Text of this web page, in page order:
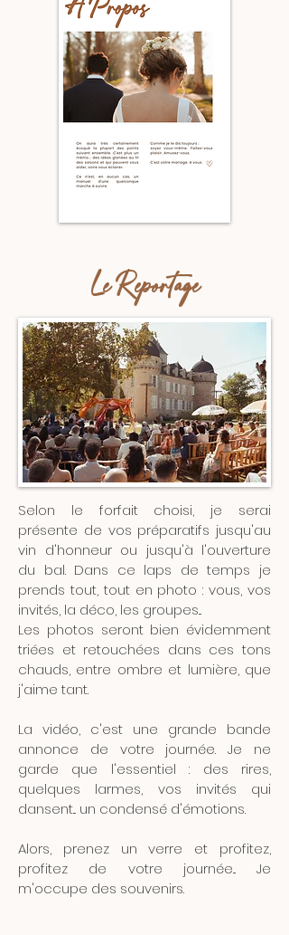
Le Reportage
Selon le forfait choisi, je serai
présente de vos préparatifs jusqu'au
vin d'honneur ou jusqu'à l'ouverture
du bal. Dans ce laps de temps je
prends tout, tout en photo : vous, vos
invités, la déco, les groupes...
Les photos seront bien évidemment
triées et retouchées dans ces tons
chauds, entre ombre et lumière, que
j'aime tant.
La vidéo, c'est une grande bande
annonce de votre journée. Je ne
garde que l'essentiel : des rires,
quelques larmes, vos invités qui
dansent... un condensé d'émotions.
Alors, prenez un verre et profitez,
profitez de votre journée... Je
m'occupe des souvenirs.